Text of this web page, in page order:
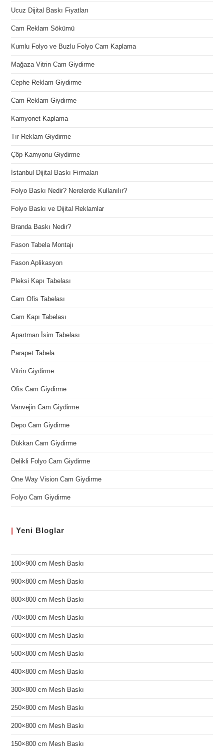
Ucuz Dijital Baskı Fiyatları
Cam Reklam Sökümü
Kumlu Folyo ve Buzlu Folyo Cam Kaplama
Mağaza Vitrin Cam Giydirme
Cephe Reklam Giydirme
Cam Reklam Giydirme
Kamyonet Kaplama
Tır Reklam Giydirme
Çöp Kamyonu Giydirme
İstanbul Dijital Baskı Firmaları
Folyo Baskı Nedir? Nerelerde Kullanılır?
Folyo Baskı ve Dijital Reklamlar
Branda Baskı Nedir?
Fason Tabela Montajı
Fason Aplikasyon
Pleksi Kapı Tabelası
Cam Ofis Tabelası
Cam Kapı Tabelası
Apartman İsim Tabelası
Parapet Tabela
Vitrin Giydirme
Ofis Cam Giydirme
Vanvejin Cam Giydirme
Depo Cam Giydirme
Dükkan Cam Giydirme
Delikli Folyo Cam Giydirme
One Way Vision Cam Giydirme
Folyo Cam Giydirme
| Yeni Bloglar
100×900 cm Mesh Baskı
900×800 cm Mesh Baskı
800×800 cm Mesh Baskı
700×800 cm Mesh Baskı
600×800 cm Mesh Baskı
500×800 cm Mesh Baskı
400×800 cm Mesh Baskı
300×800 cm Mesh Baskı
250×800 cm Mesh Baskı
200×800 cm Mesh Baskı
150×800 cm Mesh Baskı